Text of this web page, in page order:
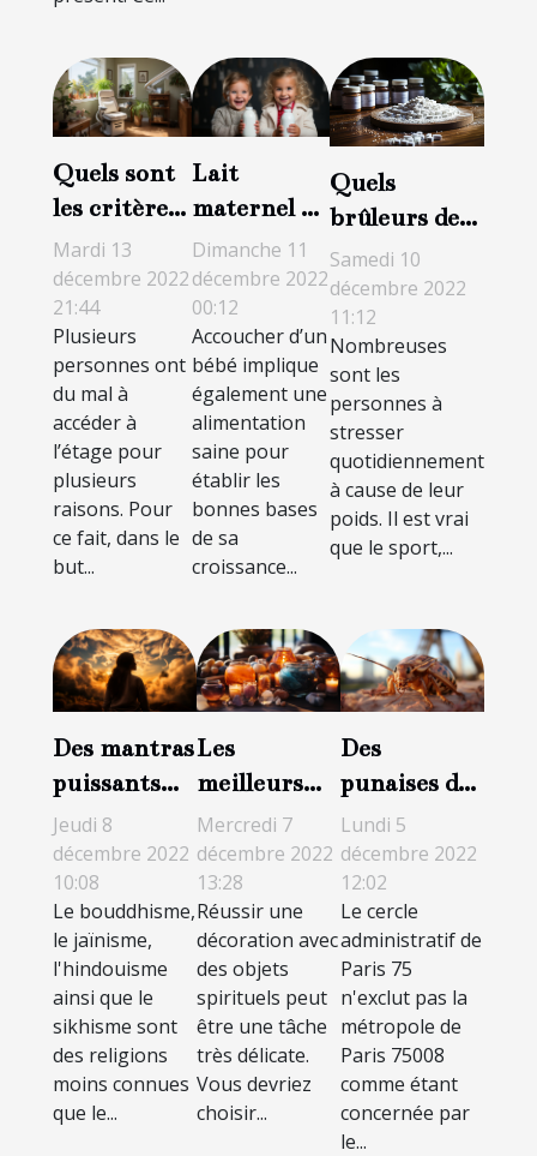
Quels sont
les critères
de choix
d’un
fauteuil
monte
escalier ?
Mardi 13
décembre 2022
21:44
Plusieurs
personnes ont
du mal à
accéder à
l’étage pour
plusieurs
raisons. Pour
ce fait, dans le
but...
Lait
maternel ou
lait
artificiel :
lequel
choisir
pour son
bébé ?
Dimanche 11
décembre 2022
00:12
Accoucher d’un
bébé implique
également une
alimentation
saine pour
établir les
bonnes bases
de sa
croissance...
Quels
brûleurs de
graisse
utiliser pour
garder la
forme ?
Samedi 10
décembre 2022
11:12
Nombreuses
sont les
personnes à
stresser
quotidiennement
à cause de leur
poids. Il est vrai
que le sport,...
Des mantras
puissants
pouvant
changer
votre vie
Jeudi 8
décembre 2022
10:08
Le bouddhisme,
le jaïnisme,
l'hindouisme
ainsi que le
sikhisme sont
des religions
moins connues
que le...
Les
meilleurs
objets
spirituels de
décoration
Mercredi 7
décembre 2022
13:28
Réussir une
décoration avec
des objets
spirituels peut
être une tâche
très délicate.
Vous devriez
choisir...
Des
punaises de
lit à Paris 8 :
ce qu'il faut
savoir pour
s'en
débarrasser
Lundi 5
décembre 2022
12:02
Le cercle
administratif de
Paris 75
n'exclut pas la
métropole de
Paris 75008
comme étant
concernée par
le...